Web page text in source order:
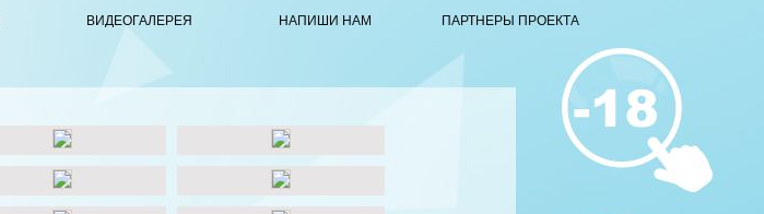
ВИДЕОГАЛЕРЕЯ НАПИШИ НАМ ПАРТНЕРЫ ПРОЕКТА